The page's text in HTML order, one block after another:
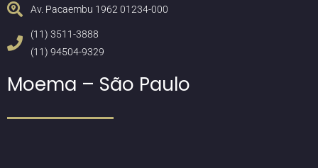
Av. Pacaembu 1962 01234-000
(11) 3511-3888
(11) 94504-9329
Moema – São Paulo